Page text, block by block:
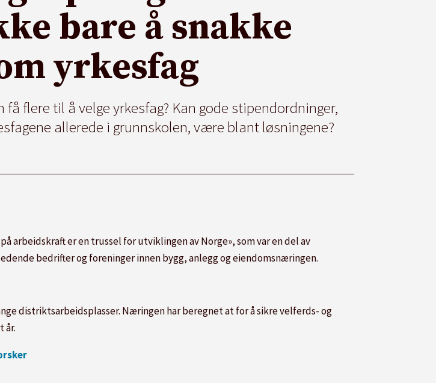
bare å snakke
yrkesfag
flere til å velge yrkesfag? Kan gode stipendordninger,
allerede i grunnskolen, være blant løsningene?
arbeidskraft er en trussel for utviklingen av Norge», som var en del av
bedrifter og foreninger innen bygg, anlegg og eiendomsnæringen.
distriktsarbeidsplasser. Næringen har beregnet at for å sikre velferds- og
år.